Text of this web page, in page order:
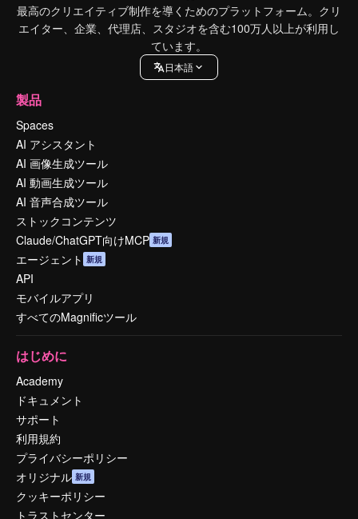
最高のクリエイティブ制作を導くためのプラットフォーム。クリ
エイター、企業、代理店、スタジオを含む100万人以上が利用し
ています。
日本語
製品
Spaces
AI アシスタント
AI 画像生成ツール
AI 動画生成ツール
AI 音声合成ツール
ストックコンテンツ
Claude/ChatGPT向けMCP 新規
エージェント 新規
API
モバイルアプリ
すべてのMagnificツール
はじめに
Academy
ドキュメント
サポート
利用規約
プライバシーポリシー
オリジナル 新規
クッキーポリシー
トラストセンター